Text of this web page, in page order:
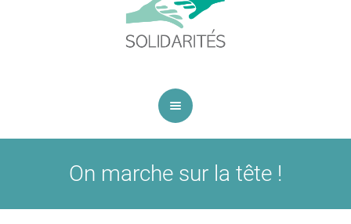
On marche sur la tête !